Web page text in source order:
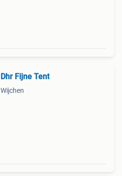
Dhr Fijne Tent
Wijchen